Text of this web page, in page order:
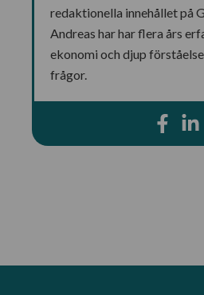
redaktionella innehållet på
Andreas har har flera års
ekonomi och djup
frågor.